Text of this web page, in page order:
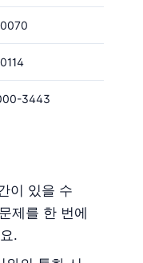
3443
이 있을 수
제를 한 번에
.